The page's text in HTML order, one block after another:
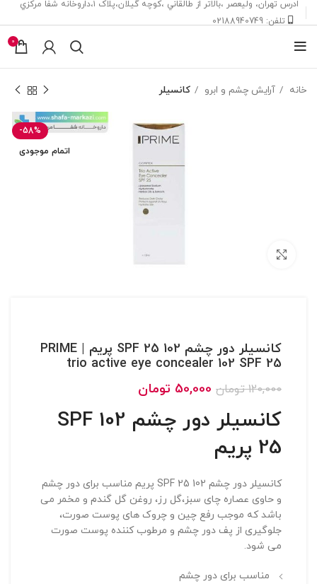
ادرس تهران، ‎وليعصر ،بالاتر از طالقاني ،كوچه گيلان،پلاک ۱،داروخانه شفا مركزي
تلفن: 02188940749
0
خانه آرایش چشم و ابرو کانسیلر
-58%
اتمام موجودی
کانسیلر دور چشم 102 SPF 25 پریم | PRIME
trio active eye concealer 102 SPF 25
120,000 تومان 50,000 تومان
کانسیلر دور چشم 102 SPF
25 پریم
کانسیلر دور چشم 102 SPF 25 پریم مناسب برای دور چشم
و حاوی عصاره چای سبز،گل رز، روغن گل گندم و مخمر می
باشد که موجب رفع چین و چروک های پوست صورت،
جلوگیری از پف دور چشم و مرطوب کننده پوست صورت
می شود.
مناسب برای دور چشم